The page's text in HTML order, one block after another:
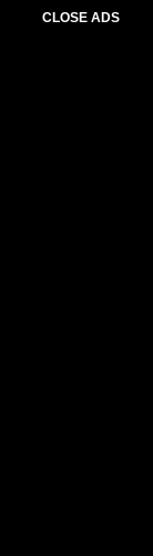
CLOSE ADS